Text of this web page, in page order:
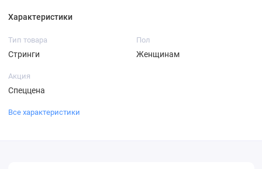
Характеристики
Тип товара
Стринги
Пол
Женщинам
Акция
Спеццена
Все характеристики